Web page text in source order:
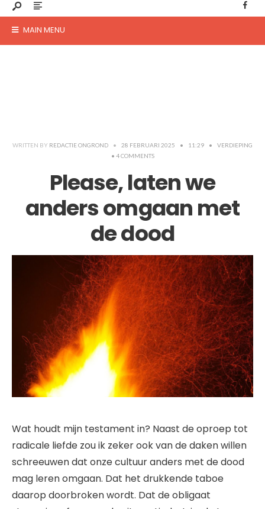
MAIN MENU
WRITTEN BY REDACTIE ONGROND • 28 FEBRUARI 2025 • 11:29 •
VERDIEPING
• 4 COMMENTS
Please, laten we
anders omgaan met
de dood
Wat houdt mijn testament in? Naast de oproep tot
radicale liefde zou ik zeker ook van de daken willen
schreeuwen dat onze cultuur anders met de dood
mag leren omgaan. Dat het drukkende taboe
daarop doorbroken wordt. Dat de obligaat